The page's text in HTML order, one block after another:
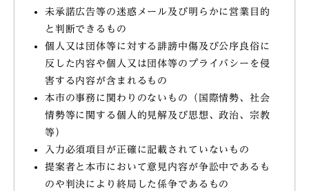
未承諾広告等の迷惑メール及び明らかに営業目的
と判断できるもの
個人又は団体等に対する誹謗中傷及び公序良俗に
反した内容や個人又は団体等のプライバシーを侵
害する内容が含まれるもの
本市の事務に関わりのないもの（国際情勢、社会
情勢等に関する個人的見解及び思想、政治、宗教
等）
入力必須項目が正確に記載されていないもの
提案者と本市において意見内容が争訟中であるも
のや判決により終局した係争であるもの